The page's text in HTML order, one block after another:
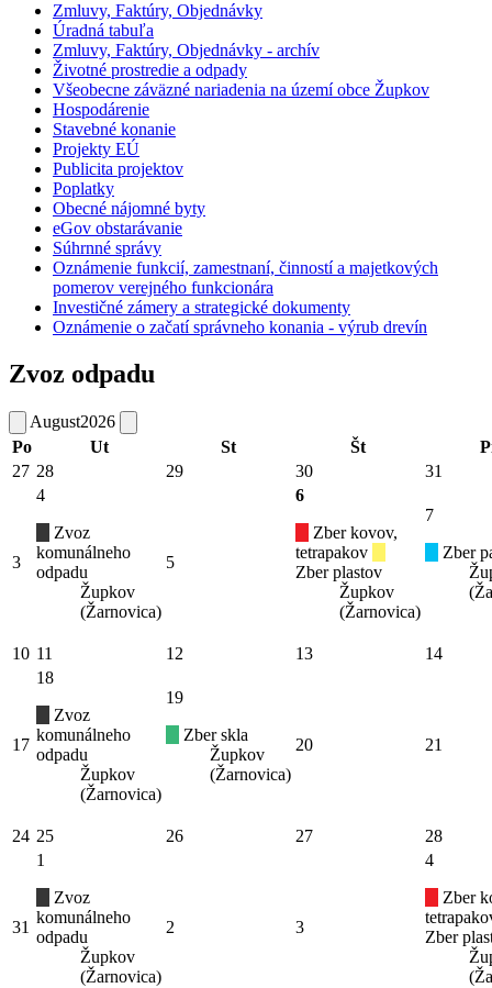
Zmluvy, Faktúry, Objednávky
Úradná tabuľa
Zmluvy, Faktúry, Objednávky - archív
Životné prostredie a odpady
Všeobecne záväzné nariadenia na území obce Župkov
Hospodárenie
Stavebné konanie
Projekty EÚ
Publicita projektov
Poplatky
Obecné nájomné byty
eGov obstarávanie
Súhrnné správy
Oznámenie funkcií, zamestnaní, činností a majetkových
pomerov verejného funkcionára
Investičné zámery a strategické dokumenty
Oznámenie o začatí správneho konania - výrub drevín
Zvoz odpadu
August2026
Po
Ut St Št
27 28 29 30 31
3
4
Zvoz
komunálneho
odpadu
Župkov
(Žarnovica)
5
6
Zber kovov,
tetrapakov
Zber plastov
Župkov
(Žarnovica)
7
Zber
10 11 12 13 14
17
18
Zvoz
komunálneho
odpadu
Župkov
(Žarnovica)
19
Zber skla
Župkov
(Žarnovica)
20 21
24 25 26 27 28
31
1
Zvoz
komunálneho
odpadu
Župkov
(Žarnovica)
2 3
4
Zber
Zber